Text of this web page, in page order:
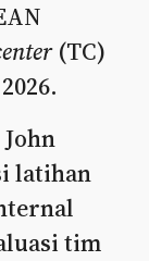
(TC)
latihan
tim